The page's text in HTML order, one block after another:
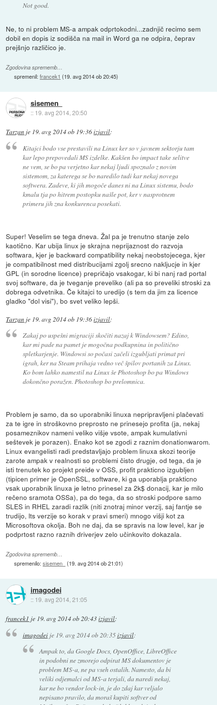
Not good.
Ne, to ni problem MS-a ampak odprtokodni...zadnjič recimo sem
dobil en dopis iz sodišča na mail in Word ga ne odpira, čeprav
prejšnjo različico je.
Zgodovina sprememb…
spremenil:francek1 (19. avg 2014 ob 20:45)
sisemen
:: 19. avg 2014, 20:50
Tarzan je 19. avg 2014 ob 19:36izjavil:
Kitajci bodo vse prestavili na Linux ker so v javnem sektorju tam
kar lepo prepovedali MS izdelke. Kakšen bo impact take selitve
ne vem, se bo pa verjetno kar nekaj ljudi spoznalo z novim
sistemom, za katerega se bo naredilo tudi kar nekaj novega
softwera. Zadeve, ki jih mogoče danes ni na Linux sistemu, bodo
kmalu tja po hitrem postopku našle pot, ker v nasprotnem
primeru jih zna konkurenca posekati.
Super! Veselim se tega dneva. Žal pa je trenutno stanje zelo
kaotično. Kar ubija linux je skrajna neprijaznost do razvoja
softwara, kjer je backward compatibility nekaj neobstojecega, kjer
je compatibilnost med distribucijami zgolj srecno nakljucje in kjer
GPL (in sorodne licence) prepričajo vsakogar, ki bi nanj rad portal
svoj software, da je tveganje preveliko (ali pa so preveliki stroski za
dobrega odvetnika. Če kitajci to uredijo (s tem da jim za licence
gladko "dol visi"), bo svet veliko lepši.
Tarzan je 19. avg 2014 ob 19:36izjavil:
Zakaj po uspešni migraciji skočiti nazaj k Windowsem? Edino,
kar mi pade na pamet je mogočna podkupnina in politično
spletkarjenje. Windowsi so počasi začeli izgubljati primat pri
igrah, ker na Steam prihaja vedno več špilov portanih za Linux.
Ko bom lahko namestil na Linux še Photoshop bo pa Windows
dokončno poražen. Photoshop bo prelomnica.
Problem je samo, da so uporabniki linuxa nepripravljeni plačevati
za te igre in stroškovno preprosto ne prinesejo profita (ja, nekaj
posameznikov nameni veliko višje vsote, ampak kumulativni
seštevek je porazen). Enako kot se zgodi z raznim donationwarom.
Linux evangelisti radi predstavljajo problem linuxa skozi teorije
zarote ampak v realnosti so problemi čisto drugje, od tega, da je
isti trenutek ko projekt preide v OSS, profit prakticno izgubljen
(tipicen primer je OpenSSL, software, ki ga uporablja prakticno
vsak uporabnik linuxa je letno prinesel za 2k$ donacij, kar je milo
rečeno sramota OSSa), pa do tega, da so stroski podpore samo
SLES in RHEL zaradi razlik (niti znotraj minor verzij, saj fantje se
trudijo, lts verzije so korak v pravi smeri) mnogo višji kot za
Microsoftova okolja. Boh ne daj, da se spravis na low level, kar je
podprtost razno raznih driverjev zelo učinkovito dokazala.
Zgodovina sprememb…
spremenilo:sisemen (19. avg 2014 ob 21:01)
imagodei
:: 19. avg 2014, 21:05
francek1 je 19. avg 2014 ob 20:43izjavil:
imagodeije 19. avg 2014 ob 20:35izjavil:
Ampak to, da Google Docs, OpenOffice, LibreOffice
in podobni ne zmorejo odpirat MS dokumentov je
problem MS-a, ne pa vseh ostalih. Namesto, da bi
veliki odjemalci od MS-a terjali, da naredi nekaj,
kar ne bo vendor lock-in, je do zdaj kar veljalo
nepisano pravilo, da moraš kupiti softver od